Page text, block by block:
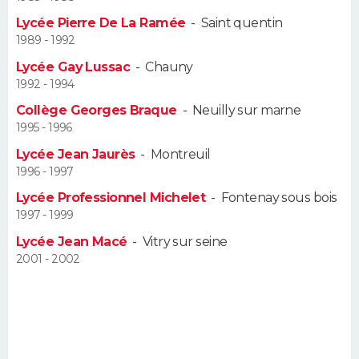
Alimentation
Guide de la santé
Maladies
Médicaments
Sommeil
VOYAGE
Destinations
City break
Voyage nature
Voyage de noces
Forum
Climat
+
PHOTO
GUIDES D'ACHAT
BONS PLANS
Carte de Noël
Carte Bonne année
Carte Saint-Valentin
Carte Pâques
Carte d'anniversaire
Dictionnaire
Biographies
Citations
Expressions
Proverbes
PROGRAMME TV
Lycée Pierre De La Ramée - Saint quentin
1989 - 1992
Lycée Gay Lussac-Chauny
1992 - 1994
Collège Georges Braque - Neuilly sur marne
1995 - 1996
Lycée Jean Jaurès- Montreuil
1996 - 1997
Lycée Professionnel Michelet- Fontenay sous bois
1997 - 1999
Lycée Jean Macé - Vitry sur seine
2001 - 2002